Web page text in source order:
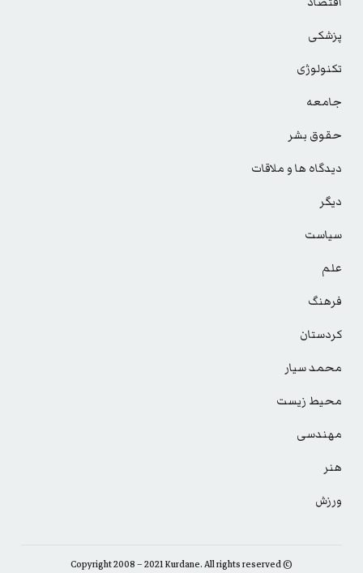
پزشکی
تکنولوژی
جامعه
حقوق بشر
دیدگاه ها و ملاقات
دیگر
سیاست
علم
فرهنگ
کردستان
محمد سیار
محیط زیست
مهندسی
هنر
ورزش
© Copyright 2008 – 2021 Kurdane. All rights reserved